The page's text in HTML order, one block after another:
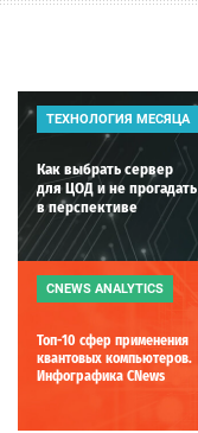
ТЕХНОЛОГИЯ МЕСЯЦА
Как выбрать сервер
для ЦОД и не прогадать
в перспективе
CNEWS ANALYTICS
Топ-10 сфер применения
квантовых компьютеров.
Инфографика CNews